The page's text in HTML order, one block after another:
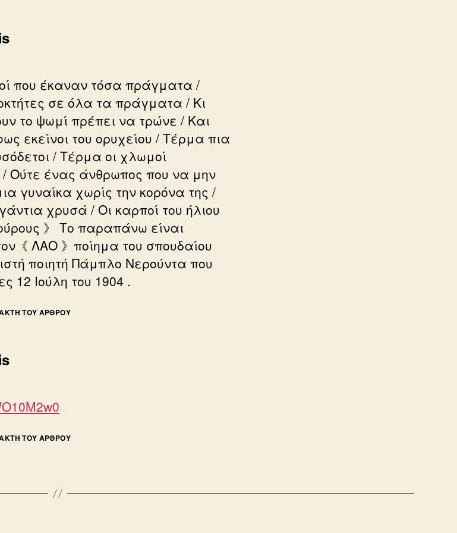
λέει:
που έκαναν τόσα πράγματα /
σε όλα τα πράγματα / Κι
το ψωμί πρέπει να τρώνε / Και
εκείνοι του ορυχείου / Τέρμα πια
/ Τέρμα οι χλωμοί
Ούτε ένας άνθρωπος που να μην
γυναίκα χωρίς την κορόνα της /
χρυσά / Οι καρποί του ήλιου
》 Το παραπάνω είναι
《 ΛΑΟ 》ποίημα του σπουδαίου
ποιητή Πάμπλο Νερούντα που
12 Ιούλη του 1904 .
ΤΟΥ ΆΡΘΡΟΥ
λέει:
ΤΟΥ ΆΡΘΡΟΥ